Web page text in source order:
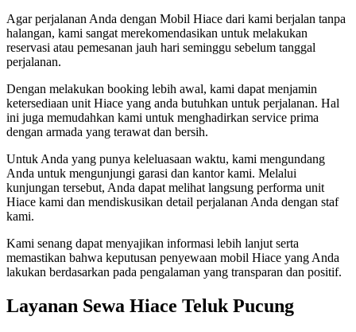
Agar perjalanan Anda dengan Mobil Hiace dari kami berjalan tanpa
halangan, kami sangat merekomendasikan untuk melakukan
reservasi atau pemesanan jauh hari seminggu sebelum tanggal
perjalanan.
Dengan melakukan booking lebih awal, kami dapat menjamin
ketersediaan unit Hiace yang anda butuhkan untuk perjalanan. Hal
ini juga memudahkan kami untuk menghadirkan service prima
dengan armada yang terawat dan bersih.
Untuk Anda yang punya keleluasaan waktu, kami mengundang
Anda untuk mengunjungi garasi dan kantor kami. Melalui
kunjungan tersebut, Anda dapat melihat langsung performa unit
Hiace kami dan mendiskusikan detail perjalanan Anda dengan staf
kami.
Kami senang dapat menyajikan informasi lebih lanjut serta
memastikan bahwa keputusan penyewaan mobil Hiace yang Anda
lakukan berdasarkan pada pengalaman yang transparan dan positif.
Layanan Sewa Hiace Teluk Pucung